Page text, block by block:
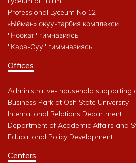
Professional Lyceum No.12
«Ыйман» окуу-тарбия комплекси
"Ноокат" гимназиясы
"Кара-Суу" гиммназиясы
Offices
Administrative- household supporting
Business Park at Osh State University
International Relations Department
Department of Academic Affairs and
Educational Policy Development
Centers